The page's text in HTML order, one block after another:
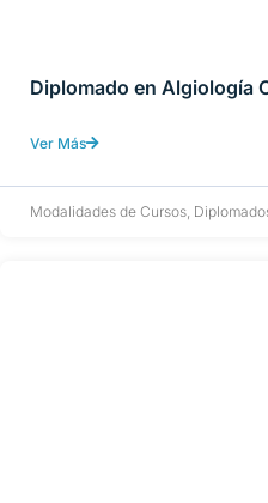
Diplomado en Algiología
Ver Más
Modalidades de Cursos,